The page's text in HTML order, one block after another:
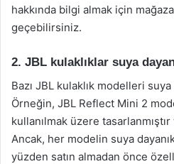
hakkında bilgi almak için
geçebilirsiniz.
2. JBL kulaklıklar suya
Bazı JBL kulaklık modelleri suya
Örneğin, JBL Reflect Mini 2
kullanılmak üzere tasarlanmıştır
Ancak, her modelin suya
yüzden satın almadan önce